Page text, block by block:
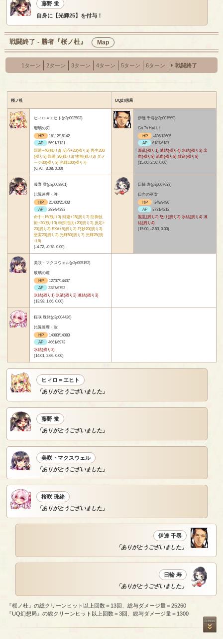
藤野 蛍
自身に【光輝25】を付与！
戦闘終了 - 勝者『桜ノ杜』 Map
1ターン 2ターン 3ターン 4ターン 5ターン 6ターン 戦闘終了
桜ノ杜 UQ幻想局
ヒィロ＝エヒト(p3p002503)
瑠璃の刃
HP
16112/16142
AP
5691/7131
回避+40(残り3) 反応+20(残り3) 再生200
(残り3) 回避-30(残り3) 物無(残り3) ダメ
ージ30(残り3) 光輝100(残り7)
(6.70, -3.08, 0.00)
伊達 千尋(p3p007569)
Go To HeLL！
HP
-436/13605
AP
6187/6187
混乱(残り1) 凍結(残り4) 氷結(残り3) 出
血(残り8) 流血(残り8) 致命(残り8)
(15.00, 2.50, 0.00)
藤野 蛍(p3p003861)
比翼連理・護
HP
21403/21403
AP
2834/4393
命中+15(残り3) 回避+15(残り3) 防御技
術+20(残り3) 特殊抵抗+20(残り3) 反応+
20(残り3) EXA+5(残り3) 巧妙20(残り3)
堅実20(残り3) 光輝50(残り7) 光輝25(残
り8)
(-4.72, -0.78, 0.00)
日輪 寿(p3p007633)
日向の巫女
HP
-349/9490
AP
3731/4212
混乱(残り3) 怒り(残り3) 氷結(残り4) 凍
結(残り4)
(15.00, -2.50, 0.00)
美咲・マクスウェル(p3p005192)
玻璃の瞳
HP
12737/14437
AP
3287/6792
氷結(残り1) 氷漬(残り2) 凍結(残り3)
(13.98, 1.66, 0.00)
桜咲 珠緒(p3p004426)
比翼連理・攻
HP
14083/14083
AP
4661/6973
氷結(残り3)
(14.01, 2.66, 0.00)
ヒィロ＝エヒト
「ありがとうございました」
藤野 蛍
「ありがとうございました」
美咲・マクスウェル
「ありがとうございました」
桜咲 珠緒
「ありがとうございました」
伊達 千尋
「ありがとうございました」
日輪 寿
「ありがとうございました」
『桜ノ杜』の総クリーンヒット以上回数＝13回、総与ダメージ量＝25260
『UQ幻想局』の総クリーンヒット以上回数＝3回、総与ダメージ量＝1300